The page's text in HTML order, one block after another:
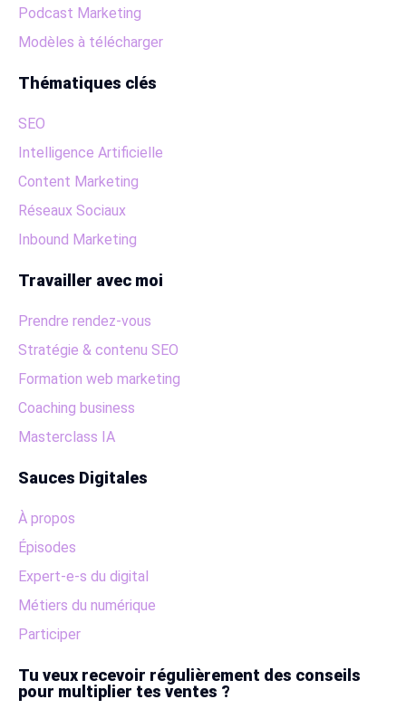
Podcast Marketing
Modèles à télécharger
Thématiques clés
SEO
Intelligence Artificielle
Content Marketing
Réseaux Sociaux
Inbound Marketing
Travailler avec moi
Prendre rendez-vous
Stratégie & contenu SEO
Formation web marketing
Coaching business
Masterclass IA
Sauces Digitales
À propos
Épisodes
Expert-e-s du digital
Métiers du numérique
Participer
Tu veux recevoir régulièrement des conseils
pour multiplier tes ventes ?